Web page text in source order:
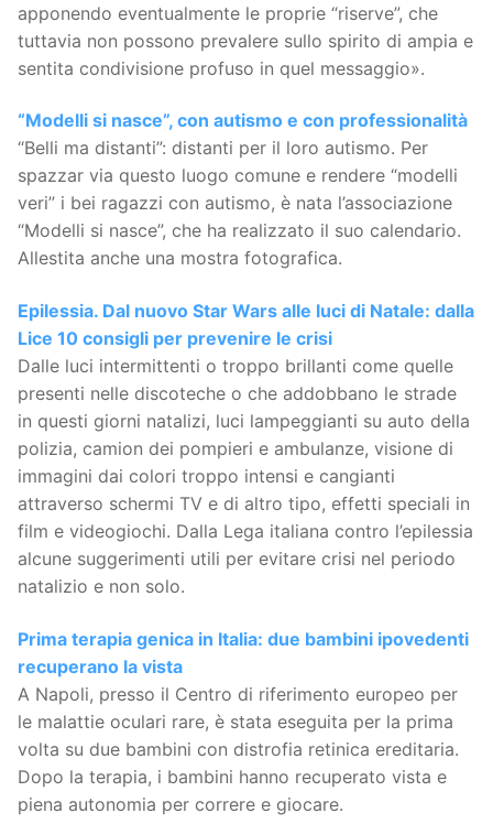
apponendo eventualmente le proprie “riserve”, che
tuttavia non possono prevalere sullo spirito di ampia e
sentita condivisione profuso in quel messaggio».
“Modelli si nasce”, con autismo e con professionalità
“Belli ma distanti”: distanti per il loro autismo. Per
spazzar via questo luogo comune e rendere “modelli
veri” i bei ragazzi con autismo, è nata l’associazione
“Modelli si nasce”, che ha realizzato il suo calendario.
Allestita anche una mostra fotografica.
Epilessia. Dal nuovo Star Wars alle luci di Natale: dalla
Lice 10 consigli per prevenire le crisi
Dalle luci intermittenti o troppo brillanti come quelle
presenti nelle discoteche o che addobbano le strade
in questi giorni natalizi, luci lampeggianti su auto della
polizia, camion dei pompieri e ambulanze, visione di
immagini dai colori troppo intensi e cangianti
attraverso schermi TV e di altro tipo, effetti speciali in ​​
film e videogiochi. Dalla Lega italiana contro l’epilessia
alcune suggerimenti utili per evitare crisi nel periodo
natalizio e non solo.
Prima terapia genica in Italia: due bambini ipovedenti
recuperano la vista
A Napoli, presso il Centro di riferimento europeo per
le malattie oculari rare, è stata eseguita per la prima
volta su due bambini con distrofia retinica ereditaria.
Dopo la terapia, i bambini hanno recuperato vista e
piena autonomia per correre e giocare.